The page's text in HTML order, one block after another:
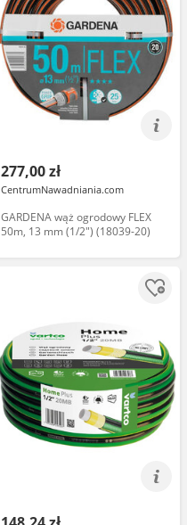
277,00 zł
CentrumNawadniania.com
GARDENA wąż ogrodowy FLEX
50m, 13 mm (1/2") (18039-20)